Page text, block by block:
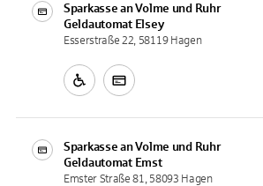
Sparkasse an Volme und Ruhr
Geldautomat Elsey
Esserstraße 22, 58119 Hagen
Sparkasse an Volme und Ruhr
Geldautomat Emst
Emster Straße 81, 58093 Hagen